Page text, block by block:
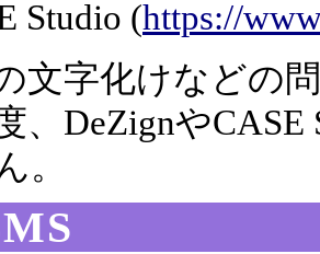
Studio (https://
文字化けなどの
、DeZignや
。